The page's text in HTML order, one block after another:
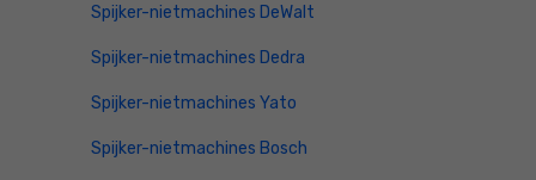
Spijker-nietmachines DeWalt
Spijker-nietmachines Dedra
Spijker-nietmachines Yato
Spijker-nietmachines Bosch